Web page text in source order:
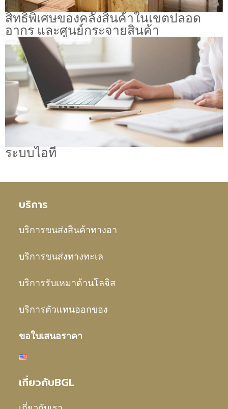
สิทธิพิเศษของคลังสินค้าในเขตปลอด
อากร และศูนย์กระจายสินค้า
ระบบไอที
บริการ
บริการขนส่งสินค้าทางอา
บริการขนส่งทางทะเล
บริการรับเหมาด้านโลจิส
บริการตัวแทนออกของ
ขอใบเสนอราคา
เกี่ยวกับBGL